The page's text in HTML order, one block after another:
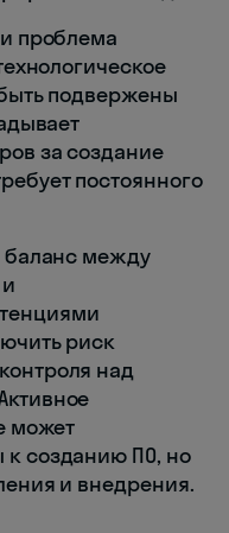
проблема
подвержены
за создание
постоянного
баланс между
риск
над
может
созданию ПО, но
и внедрения.